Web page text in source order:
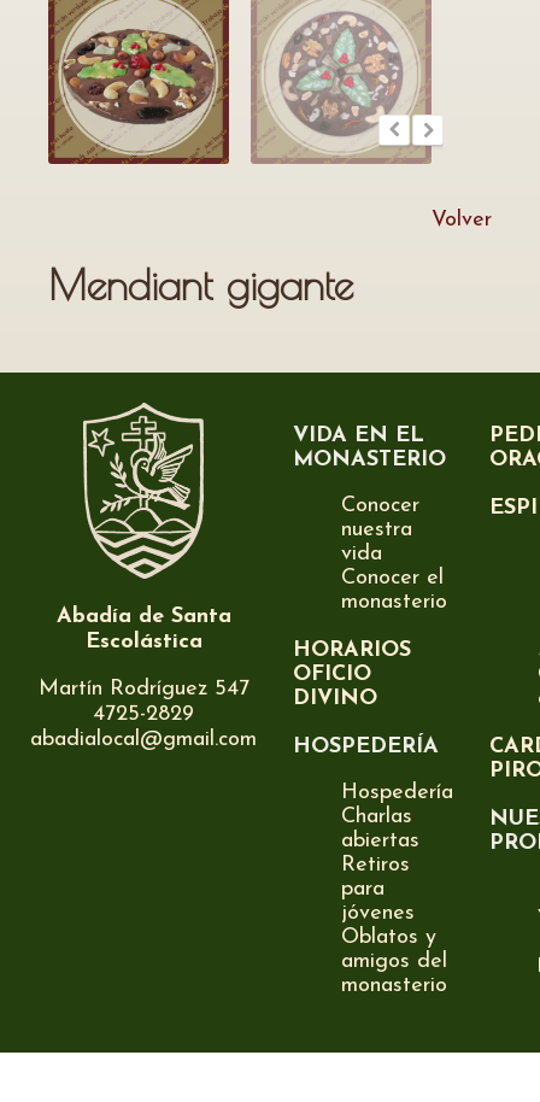
Volver
Mendiant gigante
Abadía de Santa
Escolástica
Martín Rodríguez 547
4725-2829
abadialocal@gmail.com
VIDA EN EL
MONASTERIO
Conocer
nuestra
vida
Conocer el
monasterio
HORARIOS
OFICIO
DIVINO
HOSPEDERÍA
Hospedería
Charlas
abiertas
Retiros
para
jóvenes
Oblatos y
amigos del
monasterio